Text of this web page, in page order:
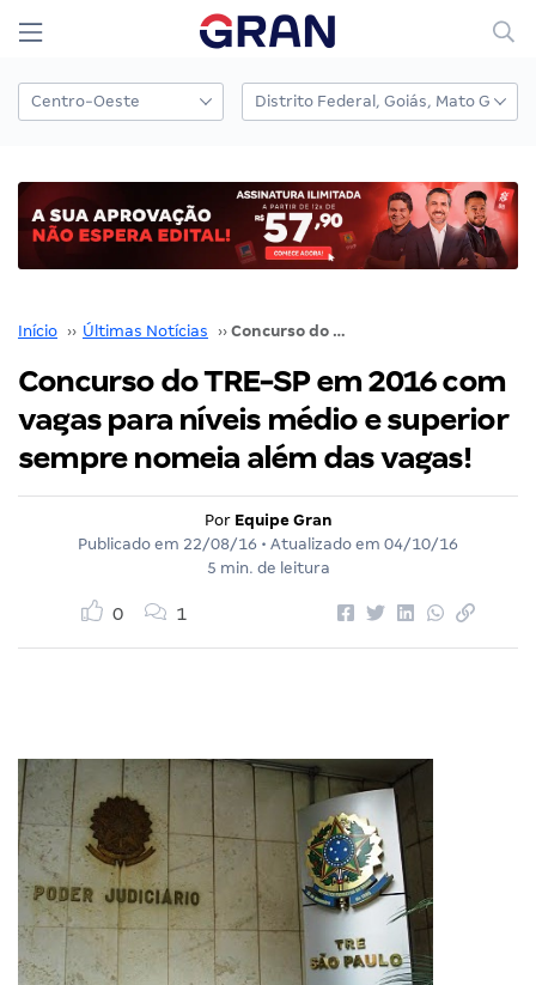
Início ›› Últimas Notícias ›› Concurso do TRE-SP em 2016 com vagas para níveis médio e superior sempre nomeia além das vagas!
Concurso do TRE-SP em 2016 com
vagas para níveis médio e superior
sempre nomeia além das vagas!
Por Equipe Gran
Publicado em 22/08/16 • Atualizado em 04/10/16
5 min. de leitura
0 1